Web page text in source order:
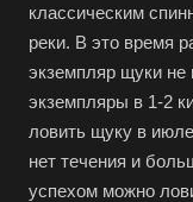
классическим
реки. В это время
экземпляр щуки не
экземпляры в 1-2
ловить щуку в
нет течения и
успехом можно